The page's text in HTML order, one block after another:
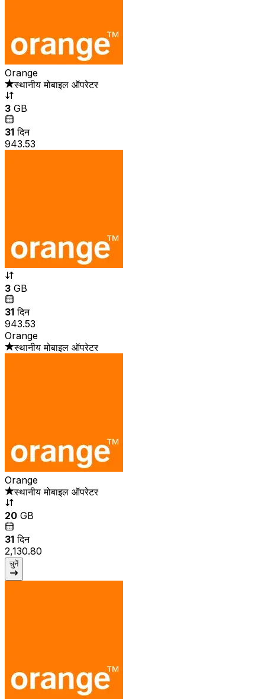
Orange
स्थानीय मोबाइल ऑपरेटर
3 GB
31 दिन
₹943.53
3 GB
31 दिन
₹943.53
Orange
स्थानीय मोबाइल ऑपरेटर
Orange
स्थानीय मोबाइल ऑपरेटर
20 GB
31 दिन
₹2,130.80
चुनें